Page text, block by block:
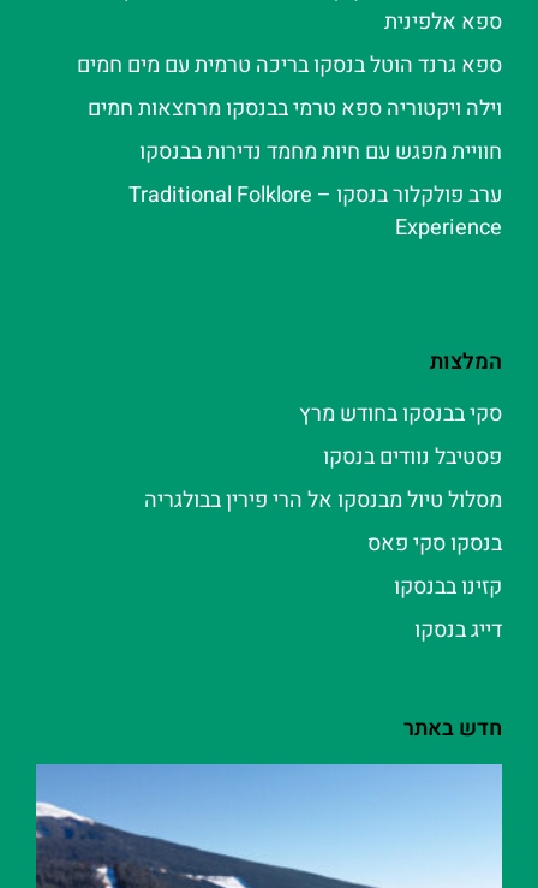
ספא אלפינית
ספא גרנד הוטל בנסקו בריכה טרמית עם מים חמים
וילה ויקטוריה ספא טרמי בבנסקו מרחצאות חמים
חוויית מפגש עם חיות מחמד נדירות בבנסקו
ערב פולקלור בנסקו – Traditional Folklore
Experience
המלצות
סקי בבנסקו בחודש מרץ
פסטיבל נוודים בנסקו
מסלול טיול מבנסקו אל הרי פירין בבולגריה
בנסקו סקי פאס
קזינו בבנסקו
דייג בנסקו
חדש באתר